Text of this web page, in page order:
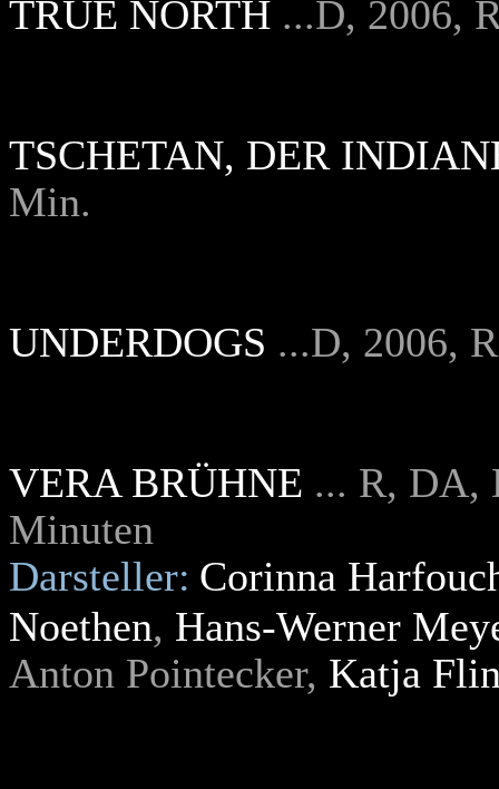
TRUE NORTH ...D, 2006,
TSCHETAN, DER
Min.
UNDERDOGS ...D, 2006,
VERA BRÜHNE ... R, DA,
Minuten
Darsteller: Corinna
Noethen, Hans-Werner
Anton Pointecker, Katja